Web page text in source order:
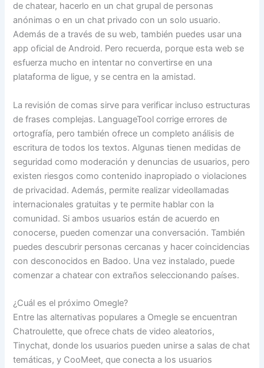
de chatear, hacerlo en un chat grupal de personas
anónimas o en un chat privado con un solo usuario.
Además de a través de su web, también puedes usar una
app oficial de Android. Pero recuerda, porque esta web se
esfuerza mucho en intentar no convertirse en una
plataforma de ligue, y se centra en la amistad.
La revisión de comas sirve para verificar incluso estructuras
de frases complejas. LanguageTool corrige errores de
ortografía, pero también ofrece un completo análisis de
escritura de todos los textos. Algunas tienen medidas de
seguridad como moderación y denuncias de usuarios, pero
existen riesgos como contenido inapropiado o violaciones
de privacidad. Además, permite realizar videollamadas
internacionales gratuitas y te permite hablar con la
comunidad. Si ambos usuarios están de acuerdo en
conocerse, pueden comenzar una conversación. También
puedes descubrir personas cercanas y hacer coincidencias
con desconocidos en Badoo. Una vez instalado, puede
comenzar a chatear con extraños seleccionando países.
¿Cuál es el próximo Omegle?
Entre las alternativas populares a Omegle se encuentran
Chatroulette, que ofrece chats de video aleatorios,
Tinychat, donde los usuarios pueden unirse a salas de chat
temáticas, y CooMeet, que conecta a los usuarios